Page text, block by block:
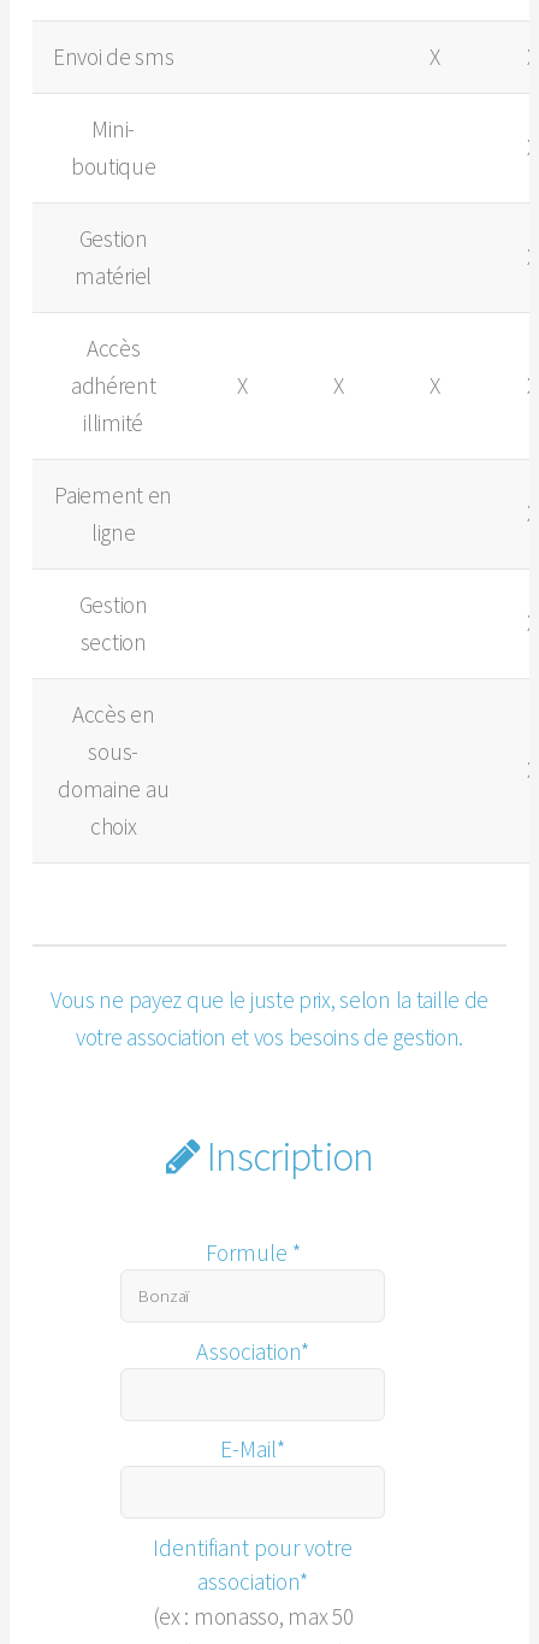
Envoi de sms X X
Mini-
boutique
X
Gestion
matériel
X
Accès
adhérent
illimité
X X X X
Paiement en
ligne
X
Gestion
section
X
Accès en
sous-
domaine au
choix
X
Vous ne payez que le juste prix, selon la taille de
votre association et vos besoins de gestion.
Inscription
Formule *
Association*
E-Mail*
Identifiant pour votre
association*
(ex : monasso, max 50